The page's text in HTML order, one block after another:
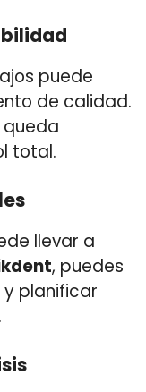
puede
de calidad.
total.
llevar a
, puedes
planificar